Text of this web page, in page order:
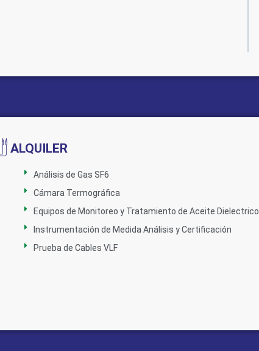
ALQUILER
Análisis de Gas SF6
Cámara Termográfica
Equipos de Monitoreo y Tratamiento de Aceite Dielectrico
Instrumentación de Medida Análisis y Certificación
Prueba de Cables VLF